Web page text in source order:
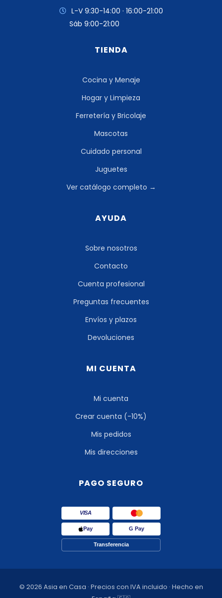
L-V 9:30-14:00 · 16:00-21:00
Sáb 9:00-21:00
TIENDA
Cocina y Menaje
Hogar y Limpieza
Ferretería y Bricolaje
Mascotas
Cuidado personal
Juguetes
Ver catálogo completo →
AYUDA
Sobre nosotros
Contacto
Cuenta profesional
Preguntas frecuentes
Envíos y plazos
Devoluciones
MI CUENTA
Mi cuenta
Crear cuenta (-10%)
Mis pedidos
Mis direcciones
PAGO SEGURO
VISA
Pay G Pay
Transferencia
© 2026 Asia en Casa · Precios con IVA incluido · Hecho en